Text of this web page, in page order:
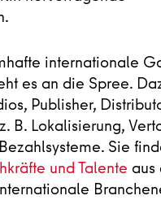
internationale
es an die Spree.
Publisher,
B. Lokalisierung,
Sie
und Talente aus